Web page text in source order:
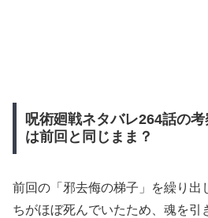
呪術廻戦ネタバレ264話の
は前回と同じまま？
前回の「邪去侮の梯子」を繰り出
ちがほぼ死んでいたため、魂を引